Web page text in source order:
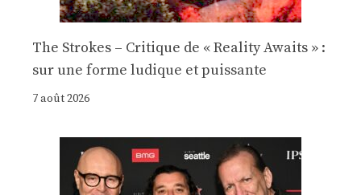
The Strokes – Critique de « Reality Awaits » :
sur une forme ludique et puissante
7 août 2026